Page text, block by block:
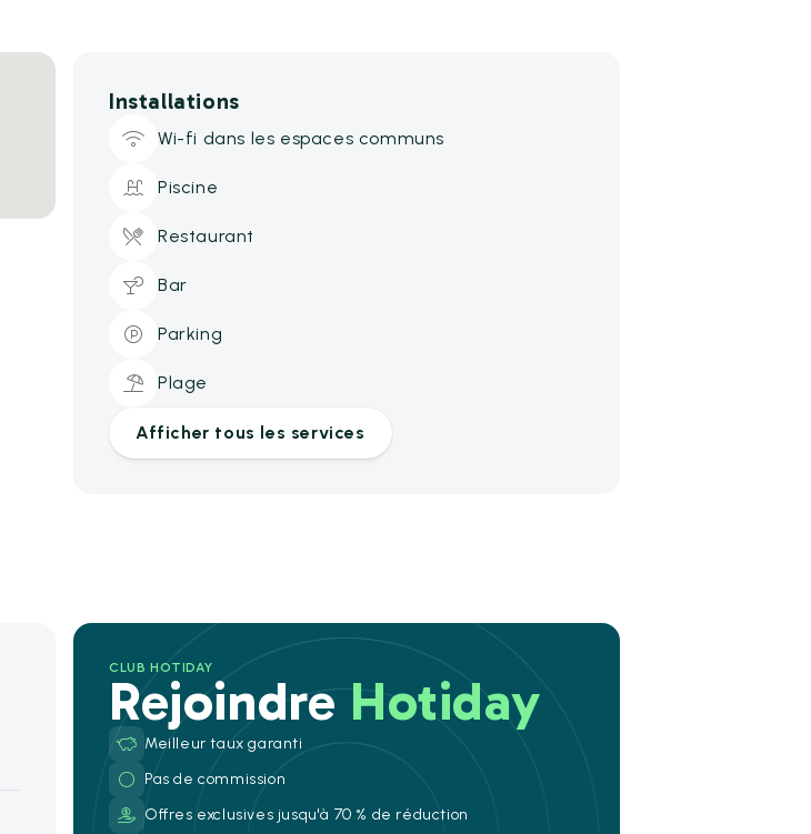
Installations
Wi-fi dans les espaces communs
Piscine
Restaurant
Bar
Parking
Plage
Afficher tous les services
CLUB HOTIDAY
RejoindreHotiday
Meilleur taux garanti
Pas de commission
Offres exclusives jusqu'à 70 % de réduction